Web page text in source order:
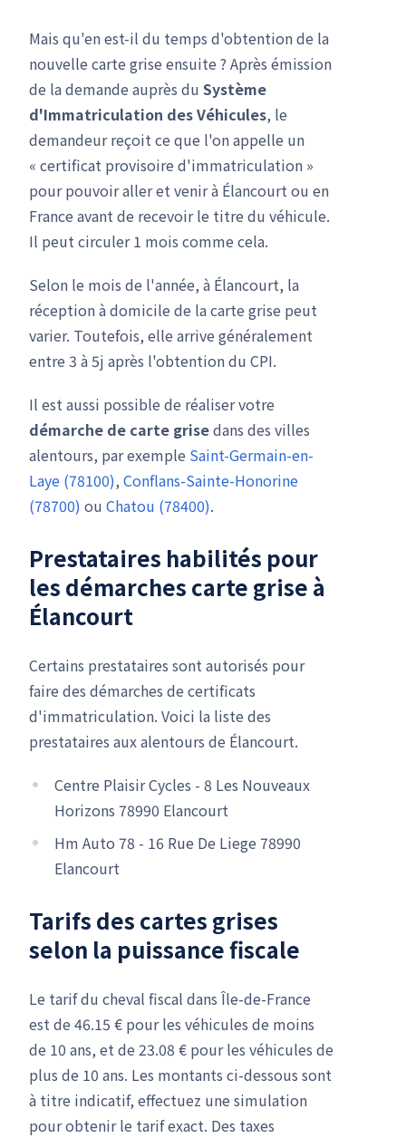
Mais qu'en est-il du temps d'obtention de la
nouvelle carte grise ensuite ? Après émission
de la demande auprès du Système
d'Immatriculation des Véhicules, le
demandeur reçoit ce que l'on appelle un
« certificat provisoire d'immatriculation »
pour pouvoir aller et venir à Élancourt ou en
France avant de recevoir le titre du véhicule.
Il peut circuler 1 mois comme cela.
Selon le mois de l'année, à Élancourt, la
réception à domicile de la carte grise peut
varier. Toutefois, elle arrive généralement
entre 3 à 5j après l'obtention du CPI.
Il est aussi possible de réaliser votre
démarche de carte grisedans des villes
alentours, par exemple Saint-Germain-en-
Laye (78100), Conflans-Sainte-Honorine
(78700) ou Chatou (78400).
Prestataires habilités pour
les démarches carte grise à
Élancourt
Certains prestataires sont autorisés pour
faire des démarches de certificats
d'immatriculation. Voici la liste des
prestataires aux alentours de Élancourt.
Centre Plaisir Cycles - 8 Les Nouveaux
Horizons 78990 Elancourt
Hm Auto 78 - 16 Rue De Liege 78990
Elancourt
Tarifs des cartes grises
selon la puissance fiscale
Le tarif du cheval fiscal dans Île-de-France
est de 46.15 € pour les véhicules de moins
de 10 ans, et de 23.08 € pour les véhicules de
plus de 10 ans. Les montants ci-dessous sont
à titre indicatif, effectuez une simulation
pour obtenir le tarif exact. Des taxes